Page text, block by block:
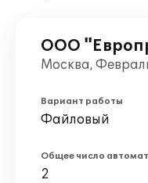
ООО
Москва,
Вариант работы
Файловый
Общее число
2